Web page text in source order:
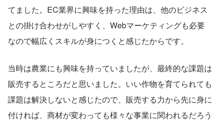
てました。EC業界に興味を持った理由は、他のビジネス
との掛け合わせがしやすく、Webマーケティングも必要
なので幅広くスキルが身につくと感じたからです。
当時は農業にも興味を持っていましたが、最終的な課題は
販売するところだと思いました。いい作物を育てられても
課題は解決しないと感じたので、販売する力から先に身に
付ければ、商材が変わっても様々な事業に関われるだろう